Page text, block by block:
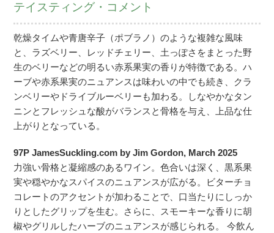
テイスティング・コメント
乾燥タイムや青唐辛子（ポブラノ）のような複雑な風味
と、ラズベリー、レッドチェリー、土っぽさをまとった野
生のベリーなどの明るい赤系果実の香りが特徴である。ハ
ーブや赤系果実のニュアンスは味わいの中でも続き、クラ
ンベリーやドライブルーベリーも加わる。しなやかなタン
ニンとフレッシュな酸がバランスと骨格を与え、上品な仕
上がりとなっている。
97P JamesSuckling.com by Jim Gordon, March 2025
力強い骨格と凝縮感のあるワイン。色合いは深く、黒系果
実や穏やかなスパイスのニュアンスが広がる。ビターチョ
コレートのアクセントが加わることで、口当たりにしっか
りとしたグリップを生む。さらに、スモーキーな香りに胡
椒やグリルしたハーブのニュアンスが感じられる。 今飲ん